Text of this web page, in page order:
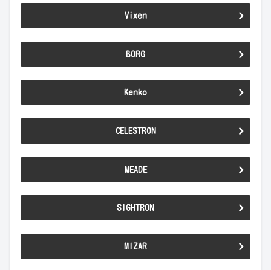
Vixen
BORG
Kenko
CELESTRON
MEADE
SIGHTRON
MIZAR